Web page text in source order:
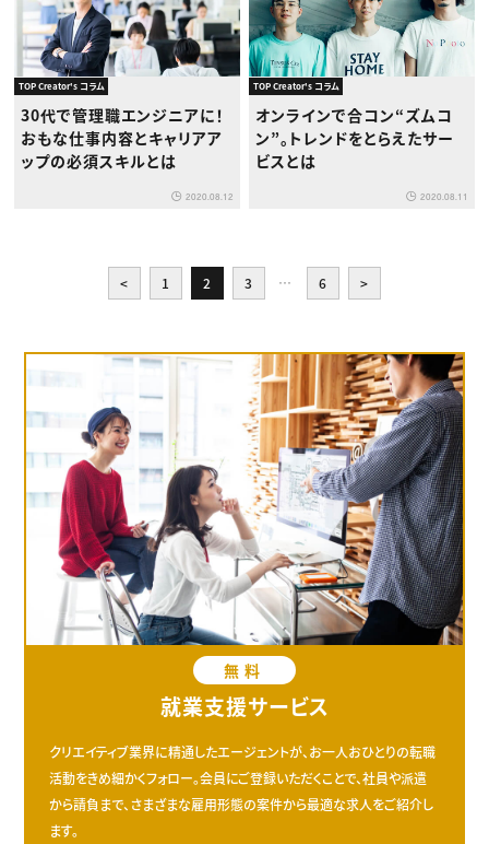
TOP Creator's コラム
30代で管理職エンジニアに！
おもな仕事内容とキャリアア
ップの必須スキルとは
2020.08.12
TOP Creator's コラム
オンラインで合コン“ズムコ
ン”。トレンドをとらえたサー
ビスとは
2020.08.11
< 1 2 3 … 6 >
無料
就業支援サービス
クリエイティブ業界に精通したエージェントが、お一人おひとりの転職
活動をきめ細かくフォロー。会員にご登録いただくことで、社員や派遣
から請負まで、さまざまな雇用形態の案件から最適な求人をご紹介し
ます。